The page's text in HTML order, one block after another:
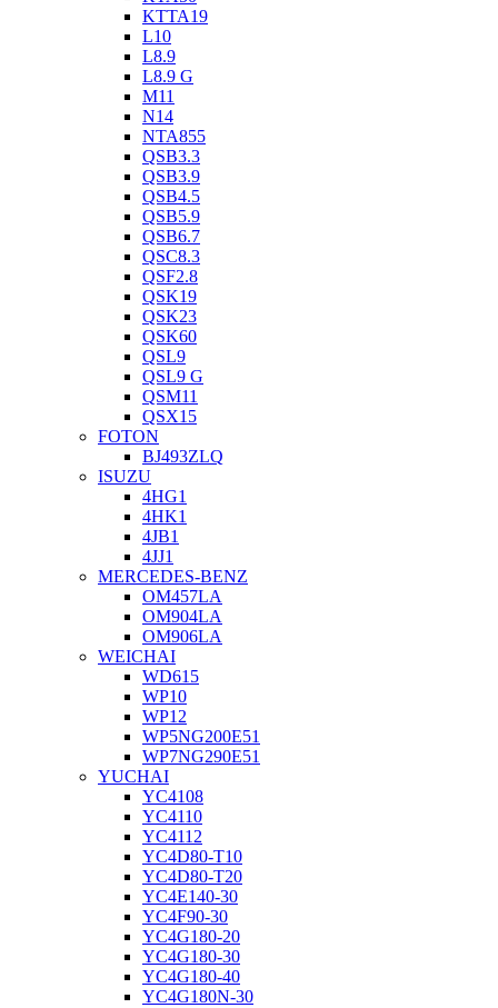
KTTA19
L10
L8.9
L8.9 G
M11
N14
NTA855
QSB3.3
QSB3.9
QSB4.5
QSB5.9
QSB6.7
QSC8.3
QSF2.8
QSK19
QSK23
QSK60
QSL9
QSL9 G
QSM11
QSX15
FOTON
BJ493ZLQ
ISUZU
4HG1
4HK1
4JB1
4JJ1
MERCEDES-BENZ
OM457LA
OM904LA
OM906LA
WEICHAI
WD615
WP10
WP12
WP5NG200E51
WP7NG290E51
YUCHAI
YC4108
YC4110
YC4112
YC4D80-T10
YC4D80-T20
YC4E140-30
YC4F90-30
YC4G180-20
YC4G180-30
YC4G180-40
YC4G180N-30